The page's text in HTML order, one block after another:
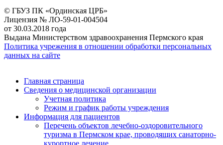
© ГБУЗ ПК «Ординская ЦРБ»
Лицензия № ЛО-59-01-004504
от 30.03.2018 года
Выдана Министерством здравоохранения Пермского края
Политика учрежения в отношении обработки персональных
данных на сайте
Главная страница
Сведения о медицинской организации
Учетная политика
Режим и график работы учреждения
Информация для пациентов
Перечень объектов лечебно-оздоровительного
туризма в Пермском крае, проводящих санаторно-
курортное лечение